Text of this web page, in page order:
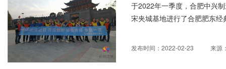
于2022年一季度，合肥中兴
宋夹城基地进行了合肥肥东
发布时间：2022-02-23 来源